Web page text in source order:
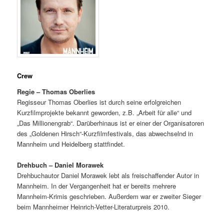
Crew
Regie – Thomas Oberlies
Regisseur Thomas Oberlies ist durch seine erfolgreichen
Kurzfilmprojekte bekannt geworden, z.B. „Arbeit für alle“ und
„Das Millionengrab“. Darüberhinaus ist er einer der Organisatoren
des „Goldenen Hirsch“-Kurzfilmfestivals, das abwechselnd in
Mannheim und Heidelberg stattfindet.
Drehbuch – Daniel Morawek
Drehbuchautor Daniel Morawek lebt als freischaffender Autor in
Mannheim. In der Vergangenheit hat er bereits mehrere
Mannheim-Krimis geschrieben. Außerdem war er zweiter Sieger
beim Mannheimer Heinrich-Vetter-Literaturpreis 2010.